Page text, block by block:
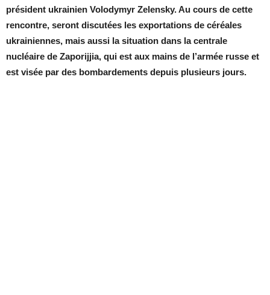
président ukrainien Volodymyr Zelensky. Au cours de cette
rencontre, seront discutées les exportations de céréales
ukrainiennes, mais aussi la situation dans la centrale
nucléaire de Zaporijjia, qui est aux mains de l’armée russe et
est visée par des bombardements depuis plusieurs jours.